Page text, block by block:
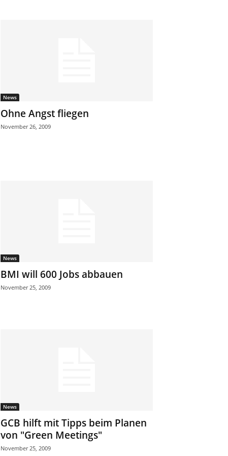
News
Ohne Angst fliegen
November 26, 2009
News
BMI will 600 Jobs abbauen
November 25, 2009
News
GCB hilft mit Tipps beim Planen
von "Green Meetings"
November 25, 2009